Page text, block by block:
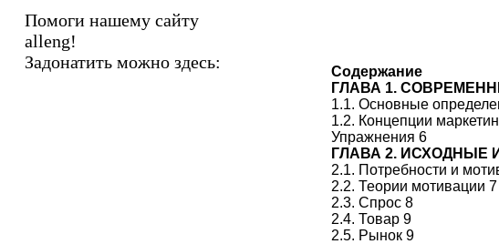
Содержание
ГЛАВА 1.
1.1. Основные
1.2. Концепции
Упражнения 6
ГЛАВА 2. ИСХОДНЫЕ
2.1. Потребности и
2.2. Теории мотивации 7
2.3. Спрос 8
2.4. Товар 9
2.5. Рынок 9
Помоги нашему сайту
alleng!
Задонатить можно здесь: